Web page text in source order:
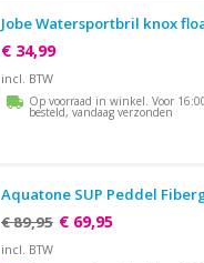
Jobe Watersportbril knox
€ 34,99
incl. BTW
Op voorraad in winkel. Voor
besteld, vandaag verzonden
Aquatone SUP Peddel
€ 89,95 € 69,95
incl. BTW